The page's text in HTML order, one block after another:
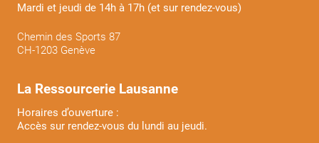
Mardi et jeudi de 14h à 17h (et sur rendez-vous)
Chemin des Sports 87
CH-1203 Genève
La Ressourcerie Lausanne
Horaires d’ouverture :
Accès sur rendez-vous du lundi au jeudi.